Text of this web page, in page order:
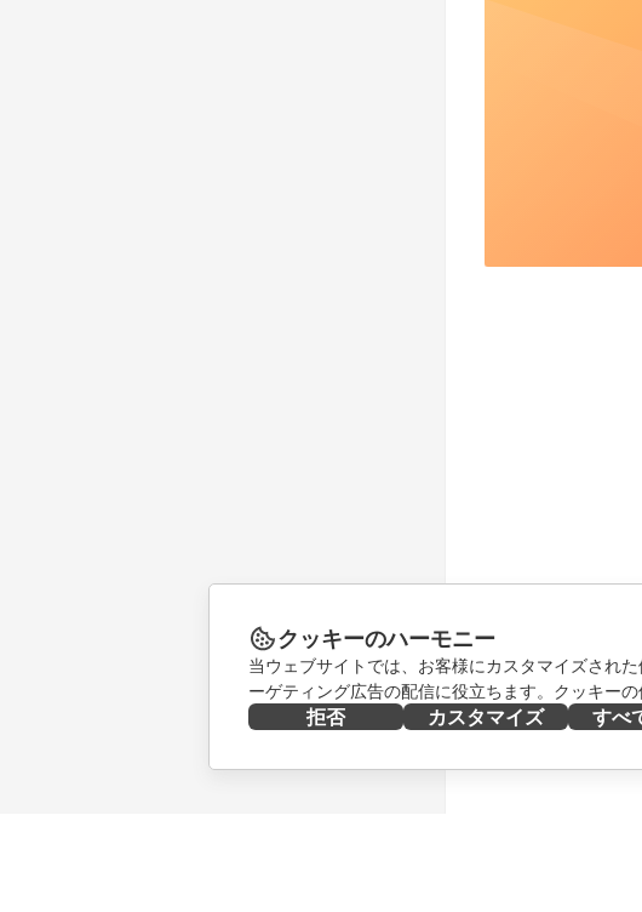
クッキーのハーモニー
当ウェブサイトでは、お客様にカスタマイズされ
ーゲティング広告の配信に役立ちます。クッキー
拒否 カスタマイズ すべ